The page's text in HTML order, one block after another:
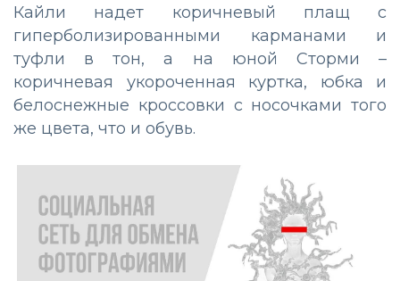
Кайли надет коричневый плащ с
гиперболизированными карманами и
туфли в тон, а на юной Сторми –
коричневая укороченная куртка, юбка и
белоснежные кроссовки с носочками того
же цвета, что и обувь.